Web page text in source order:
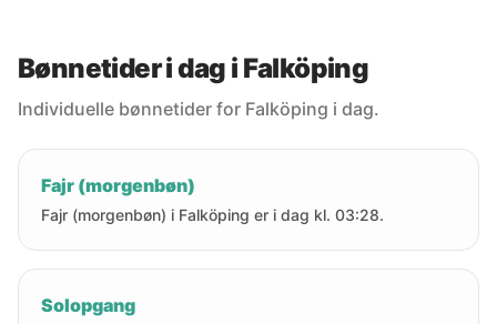
Bønnetider i dag i Falköping
Individuelle bønnetider for Falköping i dag.
Fajr (morgenbøn)
Fajr (morgenbøn) i Falköping er i dag kl. 03:28.
Solopgang